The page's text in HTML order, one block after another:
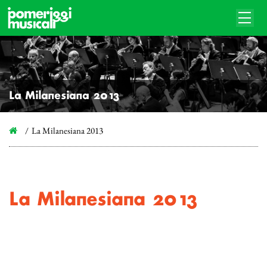
La Milanesiana 2013
La Milanesiana 2013
La Milanesiana 2013